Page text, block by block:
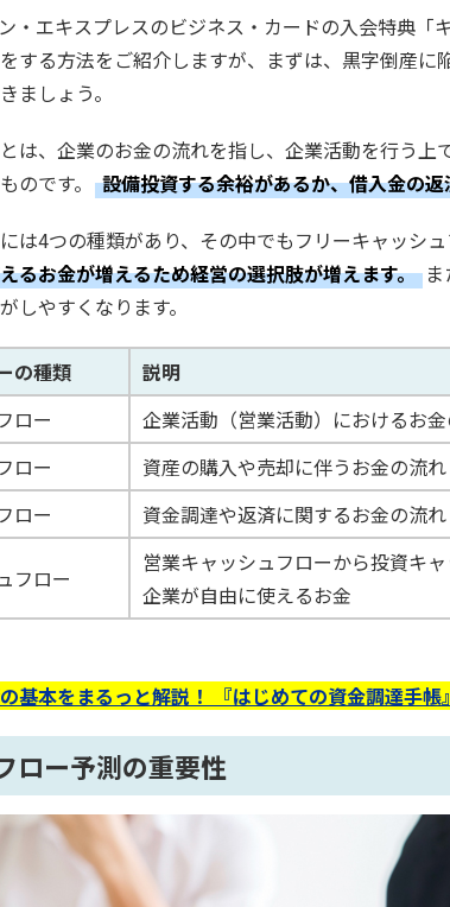
・エキスプレスのビジネス・カードの入会特典
する方法をご紹介しますが、まずは、黒字倒産
ましょう。
は、企業のお金の流れを指し、企業活動を行う
のです。
設備投資する余裕があるか、借入金の
は4つの種類があり、その中でもフリーキャッシュ
るお金が増えるため経営の選択肢が増えます。
しやすくなります。
の種類
説明
ロー
企業活動（営業活動）におけるお
ロー
資産の購入や売却に伴うお金の流れ
ロー
資金調達や返済に関するお金の流れ
フロー
営業キャッシュフローから投資キ
企業が自由に使えるお金
基本をまるっと解説！ 『はじめての資金調達手帳』
ロー予測の重要性